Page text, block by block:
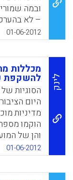
ובמה
– לא
בהערכת
עד שהוקם
המכונה
שתי
למדידה
הערכה
הנעשה
שאין
המקצועי
לוין-רוזליס, 2012).
01-06-2012
לינק
מכללות
להשקפת
הסוגיות
היום
מדיניות
הוקמו
והן של
עובדי
הרפורמות
של אי-
01-06-2012